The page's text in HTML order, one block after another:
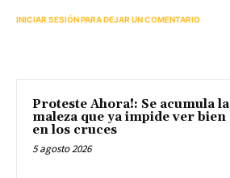
INICIAR SESIÓN PARA DEJAR UN COMENTARIO
Proteste Ahora!: Se acumula la
maleza que ya impide ver bien
en los cruces
5 agosto 2026